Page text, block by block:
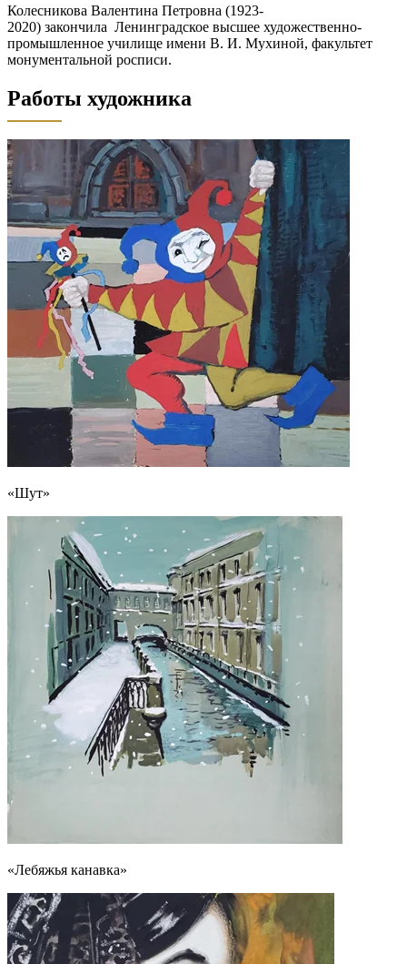
Колесникова Валентина Петровна (1923-
2020) закончила Ленинградское высшее художественно-
промышленное училище имени В. И. Мухиной, факультет
монументальной росписи.
Работы художника
«Шут»
«Лебяжья канавка»